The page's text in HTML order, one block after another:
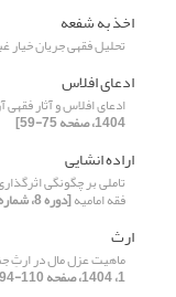
اخذ به شفعه
تحلیل فقهی جریان خیار
ادعای افلاس
ادعای افلاس و آثار
1404، صفحه 75-59]
اراده انشایی
تاملی بر چگونگی
فقه امامیه[دوره 8، شماره 1، 1404، صفحه 201-180]
ارث
ماهیت عزل مال در ارثِ
1، 1404، صفحه 110-94]